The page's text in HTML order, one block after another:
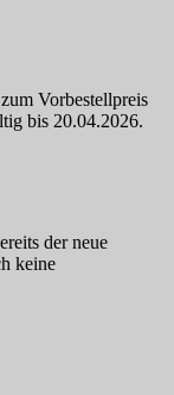
Vorbestellpreis
bis 20.04.2026.
der neue
keine